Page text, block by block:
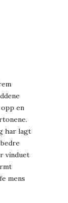
en
har lagt
vinduet
mens